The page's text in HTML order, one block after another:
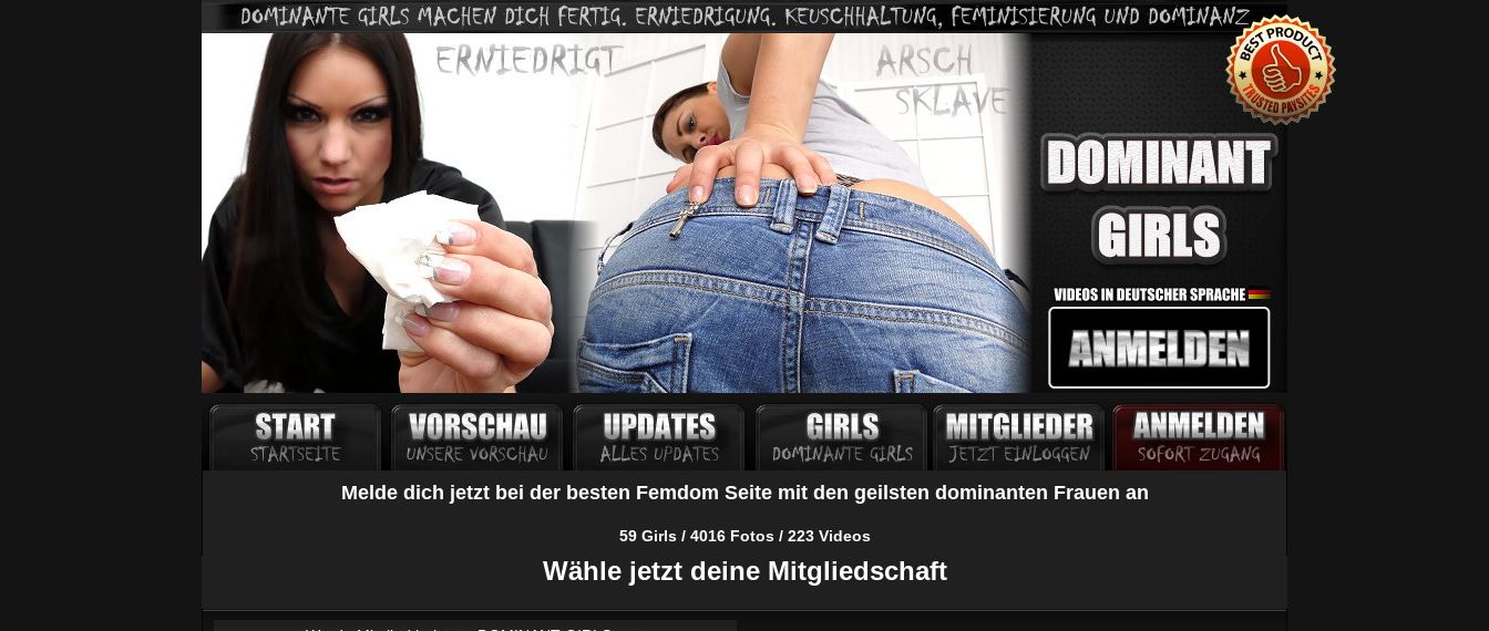
Melde dich jetzt bei der besten Femdom Seite mit den geilsten dominanten Frauen an
59 Girls / 4016 Fotos / 223 Videos
Wähle jetzt deine Mitgliedschaft